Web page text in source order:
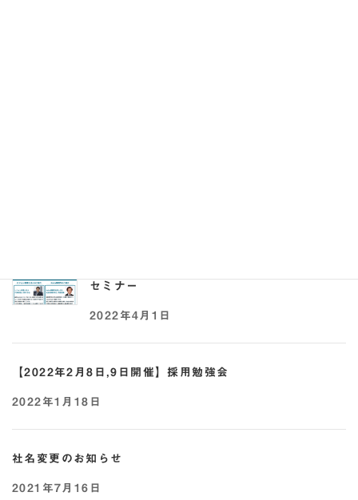
セミナー
2022年4月1日
【2022年2月8日,9日開催】採用勉強会
2022年1月18日
社名変更のお知らせ
2021年7月16日